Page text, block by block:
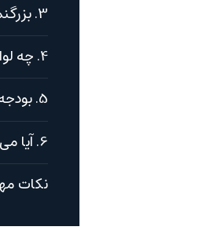
3. بزرگنمایی تلسکوپ چقدر اهمیت دارد؟
4. چه لوازمی جانبی برای تلسکوپ لازم است؟
5. بودجه من چقدر باید باشد؟
6. آیا می توانم با تلسکوپم عکاسی کنم؟
نکات